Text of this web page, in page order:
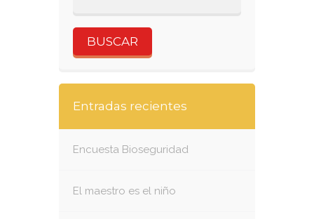
Entradas recientes
Encuesta Bioseguridad
El maestro es el niño